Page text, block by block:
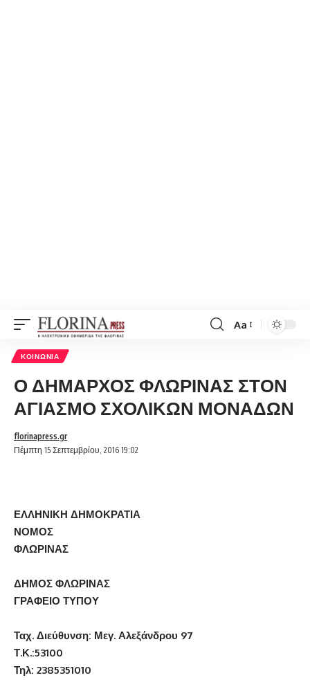
Font
Aa
ΚΟΙΝΩΝΊΑ
Ο ΔΗΜΑΡΧΟΣ ΦΛΩΡΙΝΑΣ ΣΤΟΝ
ΑΓΙΑΣΜΟ ΣΧΟΛΙΚΩΝ ΜΟΝΑΔΩΝ
Πέμπτη 15 Σεπτεμβρίου, 2016 19:02
florinapress.gr
ΕΛΛΗΝΙΚΗ ΔΗΜΟΚΡΑΤΙΑ
ΝΟΜΟΣ
ΦΛΩΡΙΝΑΣ
ΔΗΜΟΣ ΦΛΩΡΙΝΑΣ
ΓΡΑΦΕΙΟ ΤΥΠΟΥ
Ταχ. Διεύθυνση: Μεγ. Αλεξάνδρου 97
Τ.Κ.:53100
Τηλ: 2385351010